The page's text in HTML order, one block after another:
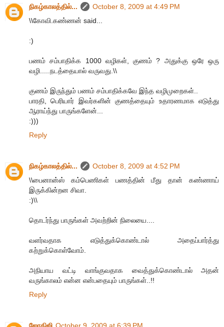
நிகழ்காலத்தில்...
October 8, 2009 at 4:49 PM
\\கோவி.கண்ணன் said...
:)
பணம் சம்பாதிக்க 1000 வழிகள், குணம் ? அதுக்கு ஒரே ஒரு
வழி.....நடத்தையால் வருவது.\\
குணம் இருந்தும் பணம் சம்பாதிக்கவே இந்த வழிமுறைகள்..
பாரதி, பெரியார் இவர்களின் குணத்தையும் உதாரணமாக எடுத்து
ஆராய்ந்து பாருங்களேன்...
:)))
Reply
நிகழ்காலத்தில்...
October 8, 2009 at 4:52 PM
\\பைனான்ஸ் கம்பெணிகள் பணத்தின் மீது தான் கண்ணாய்
இருக்கின்றன சிவா.
:)\\
தொடர்ந்து பாருங்கள் அவற்றின் நிலையை....
வளர்வதாக எடுத்துக்கொண்டால் அதைப்பார்த்து
கற்றுக்கொள்வோம்.
அநியாய வட்டி வாங்குவதாக வைத்துக்கொண்டால் அதன்
வருங்காலம் என்ன என்பதையும் பாருங்கள்..!!
Reply